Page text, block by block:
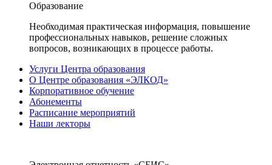
Образование
Необходимая практическая информация, повышение
профессиональных навыков, решение сложных
вопросов, возникающих в процессе работы.
Услуги Центра образования
О Центре образования «ЭЛКОД»
Корпоративное обучение
Абонементы
Расписание мероприятий
Наши лекторы